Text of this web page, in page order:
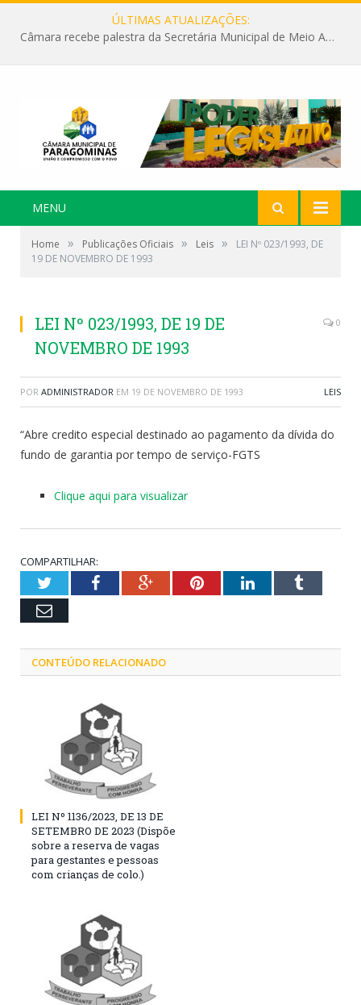
ÚLTIMAS ATUALIZAÇÕES:
Câmara recebe palestra da Secretária Municipal de Meio Ambiente sobre as ações da “SEMANA DO MEIO AMBIENTE”
MENU
Home » Publicações Oficiais » Leis »
LEI Nº 023/1993, DE
19 DE NOVEMBRO DE 1993
LEI Nº 023/1993, DE 19 DE
NOVEMBRO DE 1993
0
POR ADMINISTRADOR EM 19 DE NOVEMBRO DE 1993 LEIS
“Abre credito especial destinado ao pagamento da dívida do
fundo de garantia por tempo de serviço-FGTS
Clique aqui para visualizar
COMPARTILHAR:
TwitterFacebookGoogle+PinterestLinkedInTumblr
Email
CONTEÚDO RELACIONADO
LEI Nº 1136/2023, DE 13 DE
SETEMBRO DE 2023 (Dispõe
sobre a reserva de vagas
para gestantes e pessoas
com crianças de colo.)